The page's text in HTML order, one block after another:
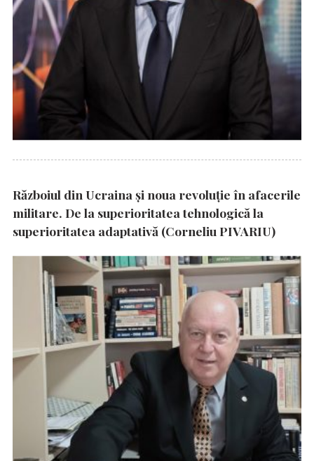
Războiul din Ucraina și noua revoluție în afacerile
militare. De la superioritatea tehnologică la
superioritatea adaptativă (Corneliu PIVARIU)